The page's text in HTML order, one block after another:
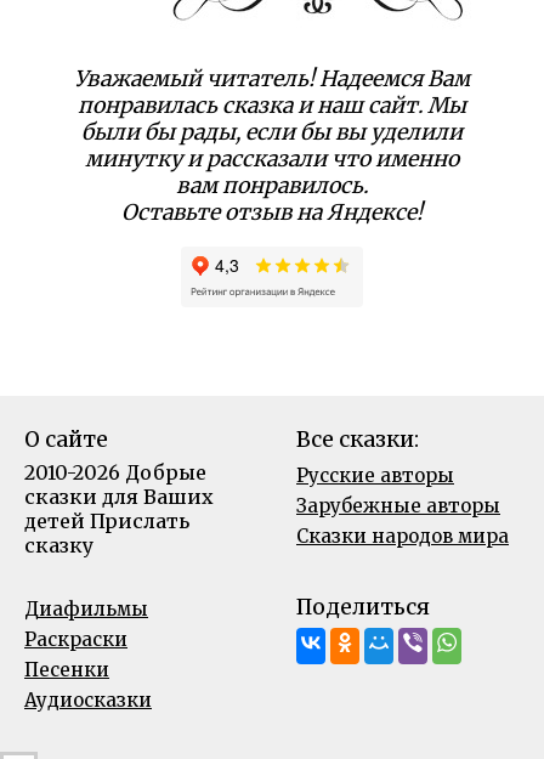
Уважаемый читатель! Надеемся Вам
понравилась сказка и наш сайт. Мы
были бы рады, если бы вы уделили
минутку и рассказали что именно
вам понравилось.
Оставьте отзыв на Яндексе!
О сайте
2010-2026 Добрые
сказки для Ваших
детей Прислать
сказку
Все сказки:
Русские авторы
Зарубежные авторы
Сказки народов мира
Диафильмы
Раскраски
Песенки
Аудиосказки
Поделиться